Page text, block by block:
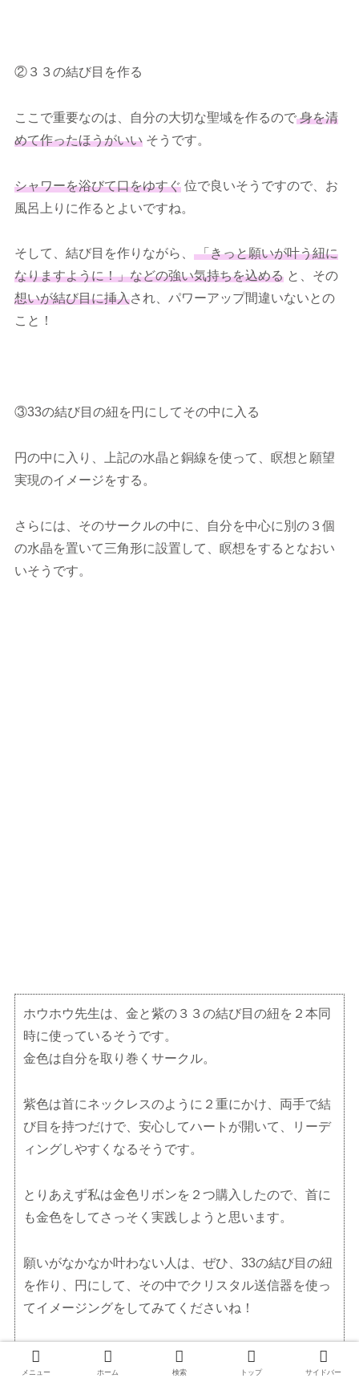
②３３の結び目を作る
ここで重要なのは、自分の大切な聖域を作るので身を清
めて作ったほうがいい そうです。
シャワーを浴びて口をゆすぐ 位で良いそうですので、お
風呂上りに作るとよいですね。
そして、結び目を作りながら、「きっと願いが叶う紐に
なりますように！」などの強い気持ちを込める と、その
想いが結び目に挿入され、パワーアップ間違いないとの
こと！
③33の結び目の紐を円にしてその中に入る
円の中に入り、上記の水晶と銅線を使って、瞑想と願望
実現のイメージをする。
さらには、そのサークルの中に、自分を中心に別の３個
の水晶を置いて三角形に設置して、瞑想をするとなおい
いそうです。
ホウホウ先生は、金と紫の３３の結び目の紐を２本同
時に使っているそうです。
金色は自分を取り巻くサークル。
紫色は首にネックレスのように２重にかけ、両手で結
び目を持つだけで、安心してハートが開いて、リーデ
ィングしやすくなるそうです。
とりあえず私は金色リボンを２つ購入したので、首に
も金色をしてさっそく実践しようと思います。
願いがなかなか叶わない人は、ぜひ、33の結び目の紐
を作り、円にして、その中でクリスタル送信器を使っ
てイメージングをしてみてくださいね！
メニュー ホーム 検索 トップ サイドバー